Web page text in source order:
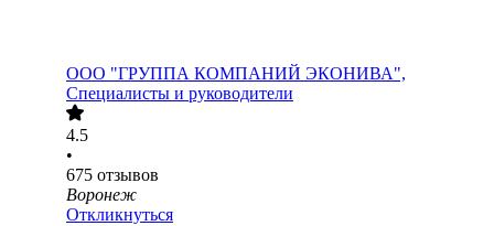
ООО "ГРУППА КОМПАНИЙ ЭКОНИВА",
Специалисты и руководители
4.5
•
675 отзывов
Воронеж
Откликнуться